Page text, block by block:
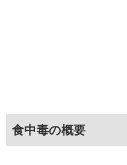
食中毒の概要